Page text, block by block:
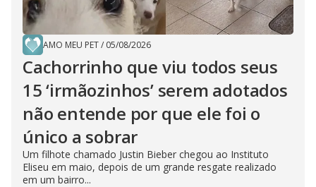
AMO MEU PET/ 05/08/2026
Cachorrinho que viu todos seus
15 ‘irmãozinhos’ serem adotados
não entende por que ele foi o
único a sobrar
Um filhote chamado Justin Bieber chegou ao Instituto
Eliseu em maio, depois de um grande resgate realizado
em um bairro...